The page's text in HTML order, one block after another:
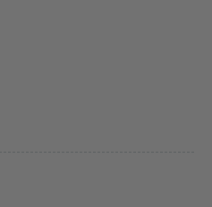
Kleerkast Schuifdeuren